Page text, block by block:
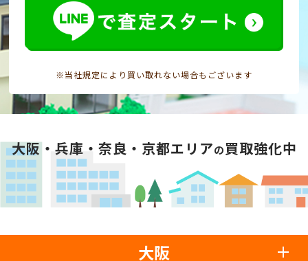
※当社規定により買い取れない場合もございます
大阪・兵庫・奈良・京都エリアの買取強化中
大阪